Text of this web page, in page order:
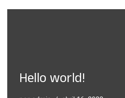
Hello world!